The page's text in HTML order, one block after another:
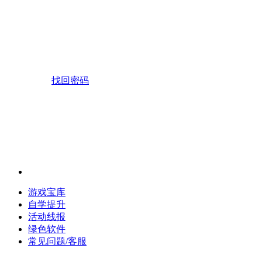
找回密码
游戏宝库
自学提升
活动线报
绿色软件
常见问题/客服